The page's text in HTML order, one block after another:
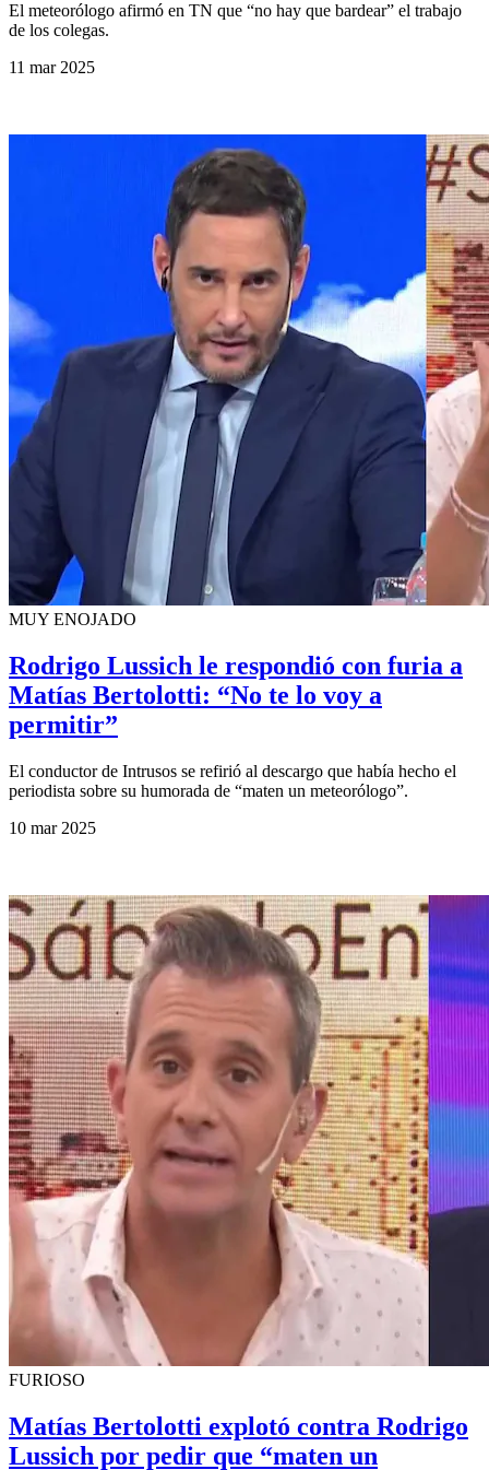
El meteorólogo afirmó en TN que “no hay que bardear” el trabajo
de los colegas.
11 mar 2025
MUY ENOJADO
Rodrigo Lussich le respondió con furia a
Matías Bertolotti: “No te lo voy a
permitir”
El conductor de Intrusos se refirió al descargo que había hecho el
periodista sobre su humorada de “maten un meteorólogo”.
10 mar 2025
FURIOSO
Matías Bertolotti explotó contra Rodrigo
Lussich por pedir que “maten un